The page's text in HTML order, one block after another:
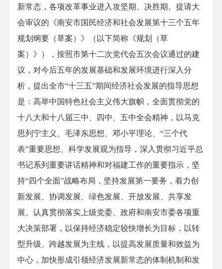
新常态，各项改革事业进入攻坚期、决胜期。提请大
会审议的《南安市国民经济和社会发展第十三个五年
规划纲要（草案）》（以下简称《规划（草
案）》），按照市第十二次党代会五次会议通过的建
议，对今后五年的发展基础和发展环境进行深入分
析，提出全市“十三五”期间经济社会发展的指导思想
是：高举中国特色社会主义伟大旗帜，全面贯彻党的
十八大和十八届三中、四中、五中全会精神，以马克
思列宁主义、毛泽东思想、邓小平理论、“三个代
表”重要思想、科学发展观为指导，深入贯彻习近平总
书记系列重要讲话精神和对福建工作的重要指示，坚
持“四个全面”战略布局，坚持发展第一要务，着力创
新发展、协调发展、绿色发展、开放发展、共享发
展。认真贯彻落实上级党委、政府和南安市委各项重
大决策部署，以保持经济稳定较快增长为目标，以转
型升级、跨越发展为主线，以提高发展质量和效益为
中心，加快形成引领经济发展新常态的体制机制和发